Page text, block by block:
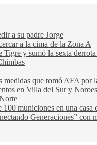
a su padre Jorge
a la cima de la Zona A
y sumó la sexta
que tomó AFA por
en Villa del Sur y
municiones en una casa
Generaciones” con